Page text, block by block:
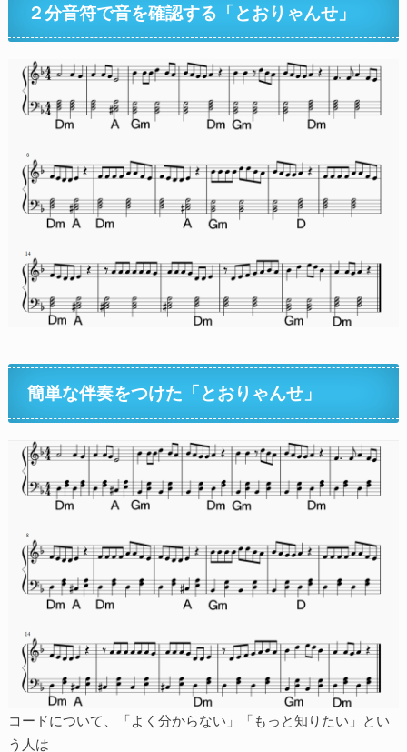
２分音符で音を確認する「とおりゃんせ」
簡単な伴奏をつけた「とおりゃんせ」
コードについて、「よく分からない」「もっと知りたい」とい
う人は